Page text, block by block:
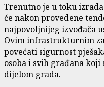
Trenutno je u toku
će nakon provedene
najpovoljnijeg izvođača
Ovim infrastrukturnim
povećati sigurnost
osoba i svih građana
dijelom grada.